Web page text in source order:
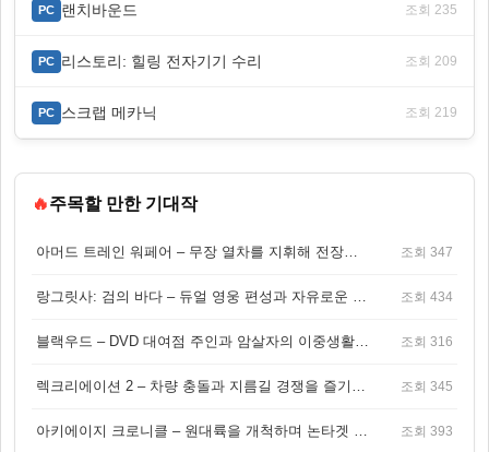
PC 랜치바운드 조회 235
PC 리스토리: 힐링 전자기기 수리 조회 209
PC 스크랩 메카닉 조회 219
🔥주목할 만한 기대작
아머드 트레인 워페어 – 무장 열차를 지휘해 전장을 돌파하는 생존 전투 게임 조회 347
랑그릿사: 검의 바다 – 듀얼 영웅 편성과 자유로운 탐험을 결합한 판타지 전략 RPG 조회 434
블랙우드 – DVD 대여점 주인과 암살자의 이중생활을 그린 3인칭 액션 스릴러 게임 조회 316
렉크리에이션 2 – 차량 충돌과 지름길 경쟁을 즐기는 오픈월드 아케이드 레이싱 게임 조회 345
아키에이지 크로니클 – 원대륙을 개척하며 논타겟 전투를 즐기는 오픈월드 MMORPG 조회 393